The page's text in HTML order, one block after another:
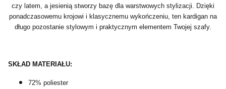
czy latem, a jesienią stworzy bazę dla warstwowych stylizacji. Dzięki
ponadczasowemu krojowi i klasycznemu wykończeniu, ten kardigan na
długo pozostanie stylowym i praktycznym elementem Twojej szafy.
SKŁAD MATERIAŁU:
72% poliester